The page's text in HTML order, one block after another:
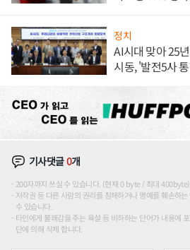
정치
AI시대 맞아 25
시동, '발전5사
기사댓글0개
200자까지 쓰실 수 있습니다. (현재 0 byte / 최대 400byte)
저작권 등 다른 사람의 권리를 침해하거나 명예를 훼손하
수 있습니다.
타인에게 불쾌감을 주는 욕설 등 비하하는 단어가 내용에
단에 의해 삭제 합니다.